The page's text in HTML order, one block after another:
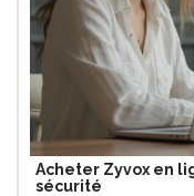
Acheter Zyvox en
sécurité